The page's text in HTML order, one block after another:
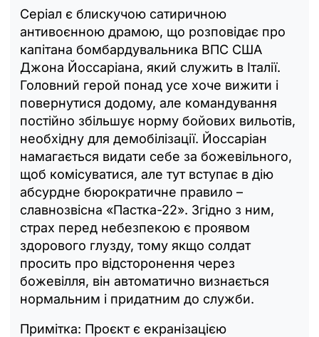
Серіал є блискучою сатиричною
антивоєнною драмою, що розповідає про
капітана бомбардувальника ВПС США
Джона Йоссаріана, який служить в Італії.
Головний герой понад усе хоче вижити і
повернутися додому, але командування
постійно збільшує норму бойових вильотів,
необхідну для демобілізації. Йоссаріан
намагається видати себе за божевільного,
щоб комісуватися, але тут вступає в дію
абсурдне бюрократичне правило –
славнозвісна «Пастка-22». Згідно з ним,
страх перед небезпекою є проявом
здорового глузду, тому якщо солдат
просить про відсторонення через
божевілля, він автоматично визнається
нормальним і придатним до служби.
Примітка: Проєкт є екранізацією